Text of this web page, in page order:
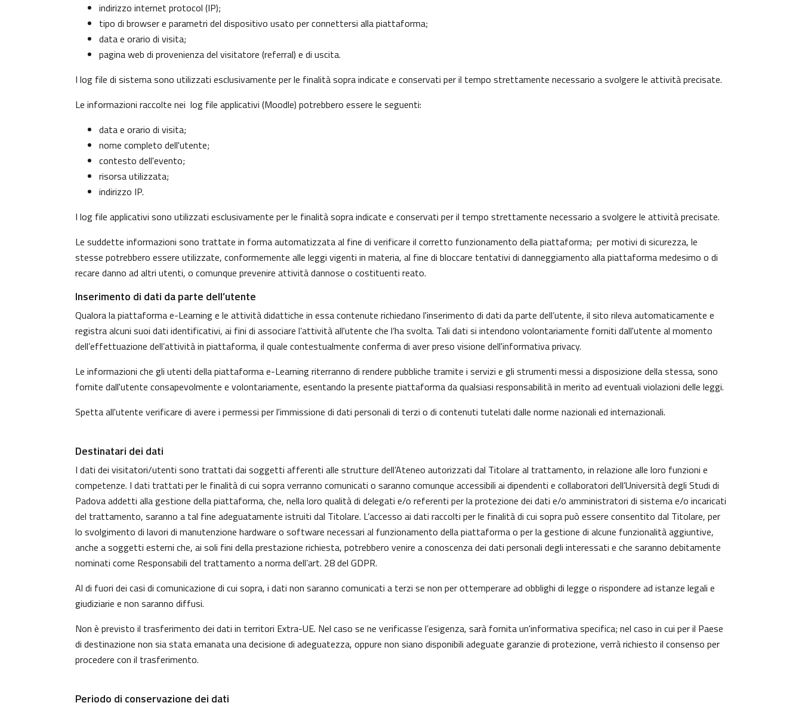
indirizzo internet protocol (IP);
tipo di browser e parametri del dispositivo usato per connettersi alla piattaforma;
data e orario di visita;
pagina web di provenienza del visitatore (referral) e di uscita.
I log file di sistema sono utilizzati esclusivamente per le finalità sopra indicate e conservati per il tempo strettamente necessario a svolgere le attività precisate.
Le informazioni raccolte nei log file applicativi (Moodle) potrebbero essere le seguenti:
data e orario di visita;
nome completo dell'utente;
contesto dell'evento;
risorsa utilizzata;
indirizzo IP.
I log file applicativi sono utilizzati esclusivamente per le finalità sopra indicate e conservati per il tempo strettamente necessario a svolgere le attività precisate.
Le suddette informazioni sono trattate in forma automatizzata al fine di verificare il corretto funzionamento della piattaforma; per motivi di sicurezza, le
stesse potrebbero essere utilizzate, conformemente alle leggi vigenti in materia, al fine di bloccare tentativi di danneggiamento alla piattaforma medesimo o di
recare danno ad altri utenti, o comunque prevenire attività dannose o costituenti reato.
Inserimento di dati da parte dell’utente
Qualora la piattaforma e-Learning e le attività didattiche in essa contenute richiedano l'inserimento di dati da parte dell’utente, il sito rileva automaticamente e
registra alcuni suoi dati identificativi, ai fini di associare l’attività all'utente che l’ha svolta. Tali dati si intendono volontariamente forniti dall'utente al momento
dell’effettuazione dell’attività in piattaforma, il quale contestualmente conferma di aver preso visione dell'informativa privacy.
Le informazioni che gli utenti della piattaforma e-Learning riterranno di rendere pubbliche tramite i servizi e gli strumenti messi a disposizione della stessa, sono
fornite dall'utente consapevolmente e volontariamente, esentando la presente piattaforma da qualsiasi responsabilità in merito ad eventuali violazioni delle leggi.
Spetta all'utente verificare di avere i permessi per l'immissione di dati personali di terzi o di contenuti tutelati dalle norme nazionali ed internazionali.
Destinatari dei dati
I dati dei visitatori/utenti sono trattati dai soggetti afferenti alle strutture dell’Ateneo autorizzati dal Titolare al trattamento, in relazione alle loro funzioni e
competenze. I dati trattati per le finalità di cui sopra verranno comunicati o saranno comunque accessibili ai dipendenti e collaboratori dell’Università degli Studi di
Padova addetti alla gestione della piattaforma, che, nella loro qualità di delegati e/o referenti per la protezione dei dati e/o amministratori di sistema e/o incaricati
del trattamento, saranno a tal fine adeguatamente istruiti dal Titolare. L’accesso ai dati raccolti per le finalità di cui sopra può essere consentito dal Titolare, per
lo svolgimento di lavori di manutenzione hardware o software necessari al funzionamento della piattaforma o per la gestione di alcune funzionalità aggiuntive,
anche a soggetti esterni che, ai soli fini della prestazione richiesta, potrebbero venire a conoscenza dei dati personali degli interessati e che saranno debitamente
nominati come Responsabili del trattamento a norma dell’art. 28 del GDPR.
Al di fuori dei casi di comunicazione di cui sopra, i dati non saranno comunicati a terzi se non per ottemperare ad obblighi di legge o rispondere ad istanze legali e
giudiziarie e non saranno diffusi.
Non è previsto il trasferimento dei dati in territori Extra-UE. Nel caso se ne verificasse l’esigenza, sarà fornita un'informativa specifica; nel caso in cui per il Paese
di destinazione non sia stata emanata una decisione di adeguatezza, oppure non siano disponibili adeguate garanzie di protezione, verrà richiesto il consenso per
procedere con il trasferimento.
Periodo di conservazione dei dati